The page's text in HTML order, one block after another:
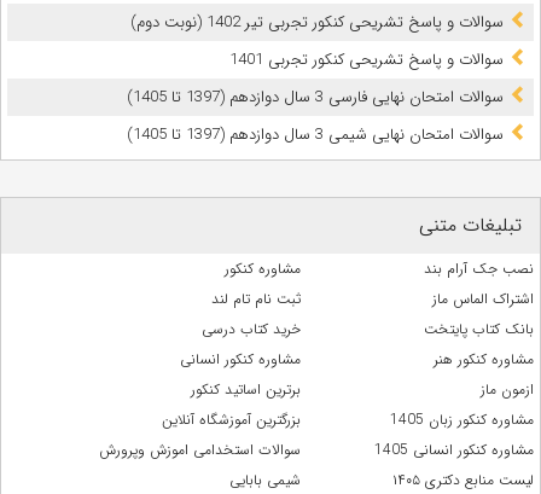
سوالات و پاسخ تشریحی کنکور تجربی تیر 1402 (نوبت دوم)
سوالات و پاسخ تشریحی کنکور تجربی 1401
سوالات امتحان نهایی فارسی 3 سال دوازدهم (1397 تا 1405)
سوالات امتحان نهایی شیمی 3 سال دوازدهم (1397 تا 1405)
تبلیغات متنی
نصب جک آرام بند
مشاوره کنکور
اشتراک الماس ماز
ثبت نام تام لند
بانک کتاب پایتخت
خرید کتاب درسی
مشاوره کنکور هنر
مشاوره کنکور انسانی
ازمون ماز
برترین اساتید کنکور
مشاوره کنکور زبان 1405
بزرگترین آموزشگاه آنلاین
مشاوره کنکور انسانی 1405
سوالات استخدامی اموزش وپرورش
لیست منابع دکتری ۱۴۰۵
شیمی بابایی